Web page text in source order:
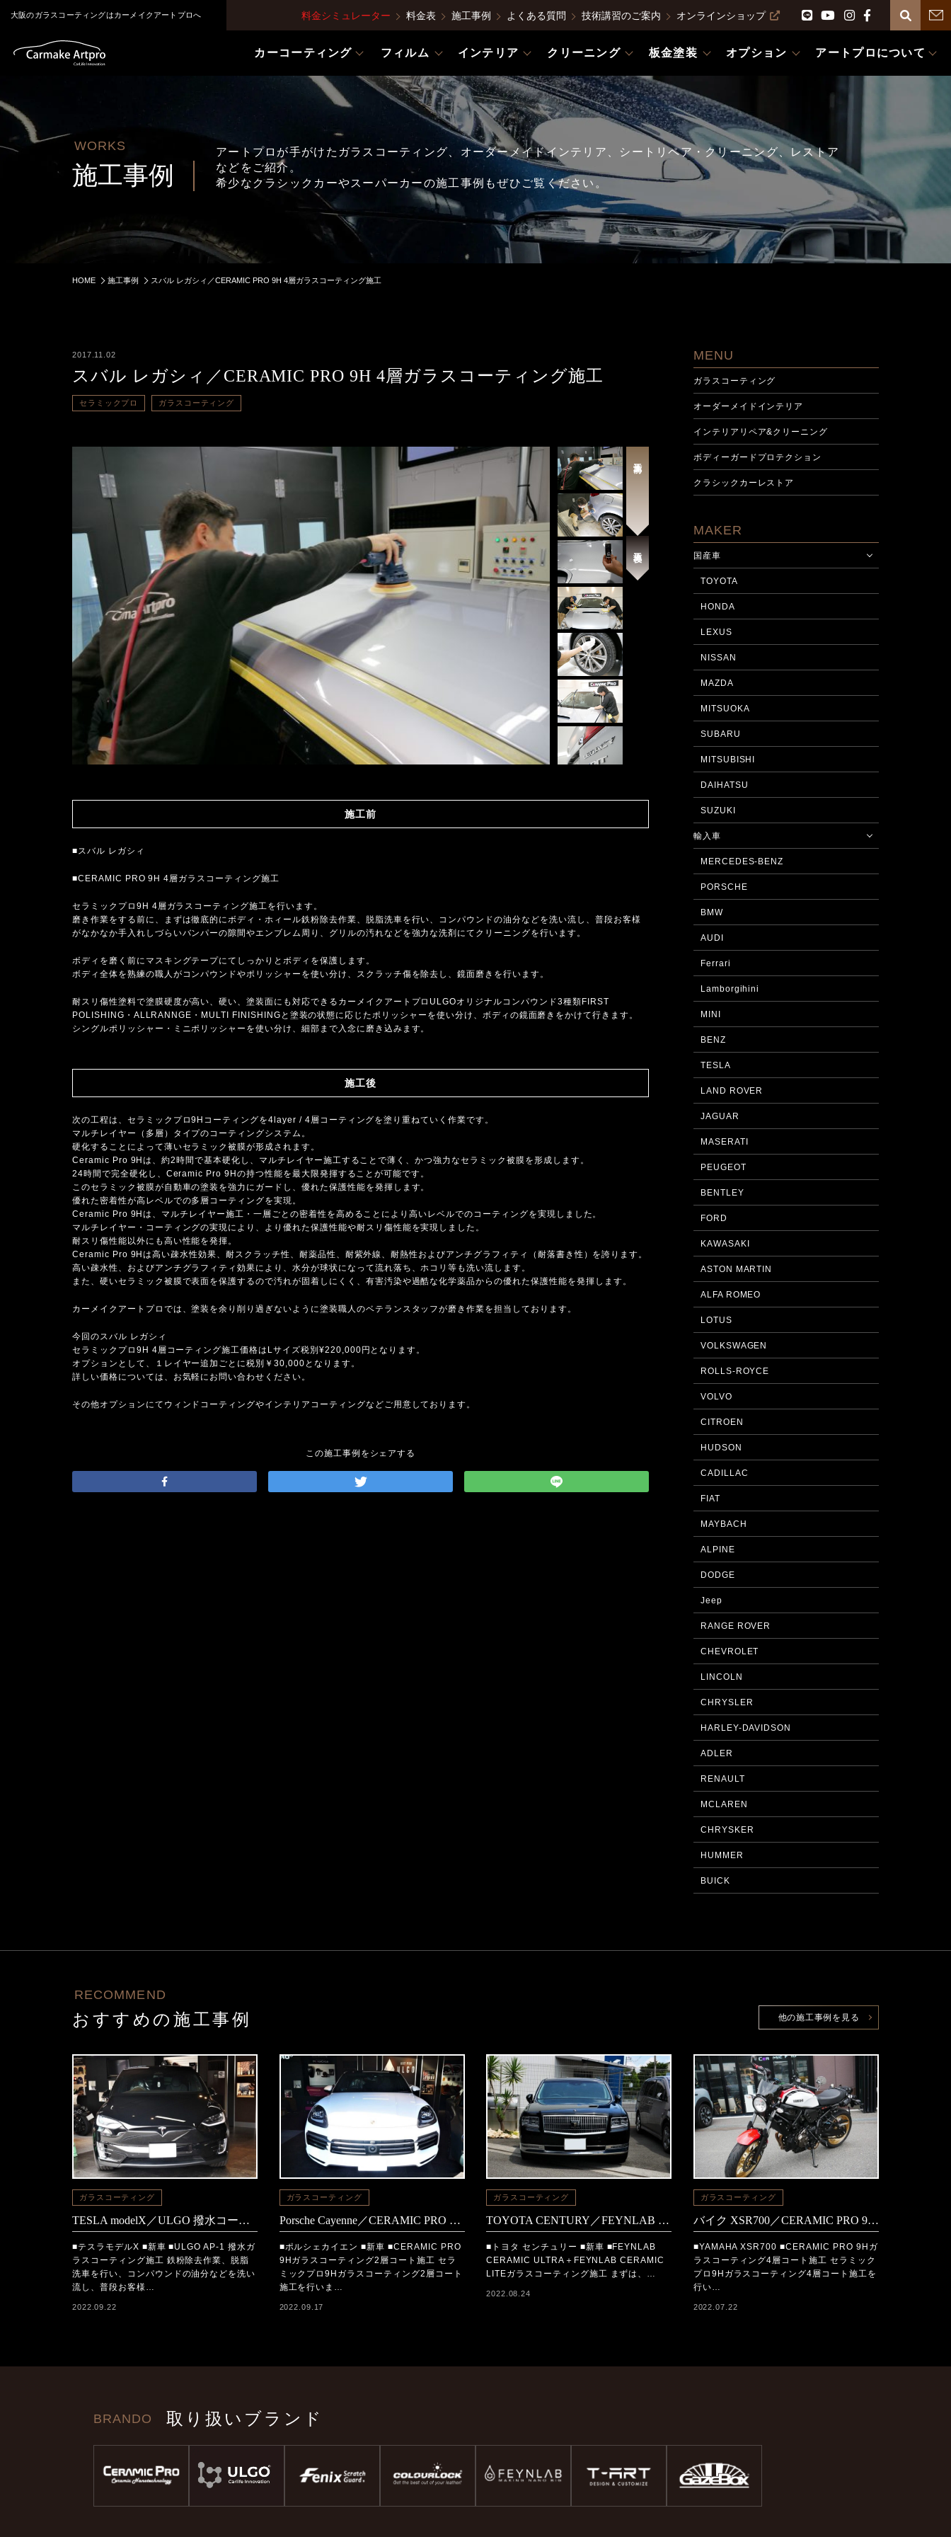
大阪のガラスコーティングはカーメイクアートプロへ 料金シミュレーター 料金表 施工事例 よくある質問 技術講習のご案内 オンラインショップ
カーコーティング フィルム インテリア クリーニング 板金塗装 オプション アートプロについて
WORKS
施工事例
アートプロが手がけたガラスコーティング、オーダーメイドインテリア、シートリペア・クリーニング、レストア
などをご紹介。
希少なクラシックカーやスーパーカーの施工事例もぜひご覧ください。
HOME 施工事例 スバル レガシィ／CERAMIC PRO 9H 4層ガラスコーティング施工
2017.11.02
スバル レガシィ／CERAMIC PRO 9H 4層ガラスコーティング施工
セラミックプロ ガラスコーティング
施工前
■スバル レガシィ
■CERAMIC PRO 9H 4層ガラスコーティング施工
セラミックプロ9H 4層ガラスコーティング施工を行います。
磨き作業をする前に、まずは徹底的にボディ・ホィール鉄粉除去作業、脱脂洗車を行い、コンパウンドの油分などを洗い流し、普段お客様
がなかなか手入れしづらいバンパーの隙間やエンブレム周り、グリルの汚れなどを強力な洗剤にてクリーニングを行います。
ボディを磨く前にマスキングテープにてしっかりとボディを保護します。
ボディ全体を熟練の職人がコンパウンドやポリッシャーを使い分け、スクラッチ傷を除去し、鏡面磨きを行います。
耐スリ傷性塗料で塗膜硬度が高い、硬い、塗装面にも対応できるカーメイクアートプロULGOオリジナルコンパウンド3種類FIRST
POLISHING・ALLRANNGE・MULTI FINISHINGと塗装の状態に応じたポリッシャーを使い分け、ボディの鏡面磨きをかけて行きます。
シングルポリッシャー・ミニポリッシャーを使い分け、細部まで入念に磨き込みます。
施工後
次の工程は、セラミックプロ9Hコーティングを4layer / 4層コーティングを塗り重ねていく作業です。
マルチレイヤー（多層）タイプのコーティングシステム。
硬化することによって薄いセラミック被膜が形成されます。
Ceramic Pro 9Hは、約2時間で基本硬化し、マルチレイヤー施工することで薄く、かつ強力なセラミック被膜を形成します。
24時間で完全硬化し、Ceramic Pro 9Hの持つ性能を最大限発揮することが可能です。
このセラミック被膜が自動車の塗装を強力にガードし、優れた保護性能を発揮します。
優れた密着性が高レベルでの多層コーティングを実現。
Ceramic Pro 9Hは、マルチレイヤー施工・一層ごとの密着性を高めることにより高いレベルでのコーティングを実現しました。
マルチレイヤー・コーティングの実現により、より優れた保護性能や耐スリ傷性能を実現しました。
耐スリ傷性能以外にも高い性能を発揮。
Ceramic Pro 9Hは高い疎水性効果、耐スクラッチ性、耐薬品性、耐紫外線、耐熱性およびアンチグラフィティ（耐落書き性）を誇ります。
高い疎水性、およびアンチグラフィティ効果により、水分が球状になって流れ落ち、ホコリ等も洗い流します。
また、硬いセラミック被膜で表面を保護するので汚れが固着しにくく、有害汚染や過酷な化学薬品からの優れた保護性能を発揮します。
カーメイクアートプロでは、塗装を余り削り過ぎないように塗装職人のベテランスタッフが磨き作業を担当しております。
今回のスバル レガシィ
セラミックプロ9H 4層コーティング施工価格はLサイズ税別¥220,000円となります。
オプションとして、１レイヤー追加ごとに税別￥30,000となります。
詳しい価格については、お気軽にお問い合わせください。
その他オプションにてウィンドコーティングやインテリアコーティングなどご用意しております。
この施工事例をシェアする
MENU
ガラスコーティング
オーダーメイドインテリア
インテリアリペア&クリーニング
ボディーガードプロテクション
クラシックカーレストア
MAKER
国産車
TOYOTA
HONDA
LEXUS
NISSAN
MAZDA
MITSUOKA
SUBARU
MITSUBISHI
DAIHATSU
SUZUKI
輸入車
MERCEDES-BENZ
PORSCHE
BMW
AUDI
Ferrari
Lamborgihini
MINI
BENZ
TESLA
LAND ROVER
JAGUAR
MASERATI
PEUGEOT
BENTLEY
FORD
KAWASAKI
ASTON MARTIN
ALFA ROMEO
LOTUS
VOLKSWAGEN
ROLLS-ROYCE
VOLVO
CITROEN
HUDSON
CADILLAC
FIAT
MAYBACH
ALPINE
DODGE
Jeep
RANGE ROVER
CHEVROLET
LINCOLN
CHRYSLER
HARLEY-DAVIDSON
ADLER
RENAULT
MCLAREN
CHRYSKER
HUMMER
BUICK
RECOMMEND
おすすめの施工事例 他の施工事例を見る
ガラスコーティング
TESLA modelX／ULGO 撥水コーティング施工
■テスラモデルX ■新車 ■ULGO AP-1 撥水ガ
ラスコーティング施工 鉄粉除去作業、脱脂
洗車を行い、コンパウンドの油分などを洗い
流し、普段お客様…
2022.09.22
ガラスコーティング
Porsche Cayenne／CERAMIC PRO 9Hコーティング施工
■ポルシェカイエン ■新車 ■CERAMIC PRO
9Hガラスコーティング2層コート施工 セラ
ミックプロ9Hガラスコーティング2層コート
施工を行いま…
2022.09.17
ガラスコーティング
TOYOTA CENTURY／FEYNLAB CERAMIC ULTRA＋FEYNLAB CERAMIC LITEコーティング施工
■トヨタ センチュリー ■新車 ■FEYNLAB
CERAMIC ULTRA＋FEYNLAB CERAMIC
LITEガラスコーティング施工 まずは、…
2022.08.24
ガラスコーティング
バイク XSR700／CERAMIC PRO 9Hコーティング施工
■YAMAHA XSR700 ■CERAMIC PRO 9Hガ
ラスコーティング4層コート施工 セラミック
プロ9Hガラスコーティング4層コート施工を
行い…
2022.07.22
BRANDO 取り扱いブランド